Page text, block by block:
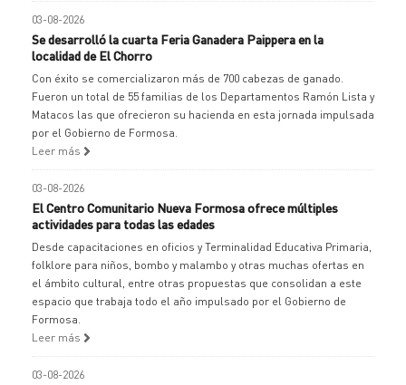
03-08-2026
Se desarrolló la cuarta Feria Ganadera Paippera en la
localidad de El Chorro
Con éxito se comercializaron más de 700 cabezas de ganado.
Fueron un total de 55 familias de los Departamentos Ramón Lista y
Matacos las que ofrecieron su hacienda en esta jornada impulsada
por el Gobierno de Formosa.
Leer más
03-08-2026
El Centro Comunitario Nueva Formosa ofrece múltiples
actividades para todas las edades
Desde capacitaciones en oficios y Terminalidad Educativa Primaria,
folklore para niños, bombo y malambo y otras muchas ofertas en
el ámbito cultural, entre otras propuestas que consolidan a este
espacio que trabaja todo el año impulsado por el Gobierno de
Formosa.
Leer más
03-08-2026